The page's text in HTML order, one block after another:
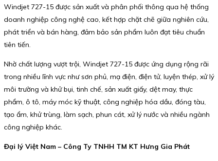
Windjet 727-15 được sản xuất và phân phối thông qua hệ thống
doanh nghiệp công nghệ cao, kết hợp chặt chẽ giữa nghiên cứu,
phát triển và bán hàng, đảm bảo sản phẩm luôn đạt tiêu chuẩn
tiên tiến.
Nhờ chất lượng vượt trội, Windjet 727-15 được ứng dụng rộng rãi
trong nhiều lĩnh vực như sơn phủ, mạ điện, điện tử, luyện thép, xử lý
môi trường và khử bụi, tinh chế, sản xuất giấy, dệt may, thực
phẩm, ô tô, máy móc kỹ thuật, công nghiệp hóa dầu, đóng tàu,
tạo ẩm, khử trùng, làm sạch, phun cát, xử lý nước và nhiều ngành
công nghiệp khác.
Đại lý Việt Nam – Công Ty TNHH TM KT Hưng Gia Phát